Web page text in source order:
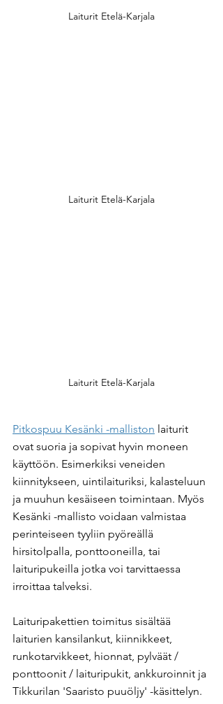
Laiturit Etelä-Karjala
Laiturit Etelä-Karjala
Laiturit Etelä-Karjala
Pitkospuu Kesänki -malliston laiturit
ovat suoria ja sopivat hyvin moneen
käyttöön. Esimerkiksi veneiden
kiinnitykseen, uintilaituriksi, kalasteluun
ja muuhun kesäiseen toimintaan. Myös
Kesänki -mallisto voidaan valmistaa
perinteiseen tyyliin pyöreällä
hirsitolpalla, ponttooneilla, tai
laituripukeilla jotka voi tarvittaessa
irroittaa talveksi.
Laituripakettien toimitus sisältää
laiturien kansilankut, kiinnikkeet,
runkotarvikkeet, hionnat, pylväät /
ponttoonit / laituripukit, ankkuroinnit ja
Tikkurilan 'Saaristo puuöljy' -käsittelyn.